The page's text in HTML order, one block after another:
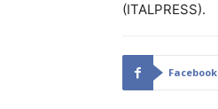
(ITALPRESS).
Facebook